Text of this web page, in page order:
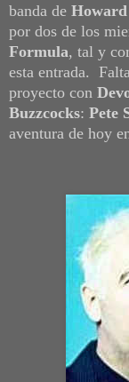
banda de
por dos de los
Formula, tal y
esta entrada.
proyecto con
Buzzcocks: Pete
aventura de hoy